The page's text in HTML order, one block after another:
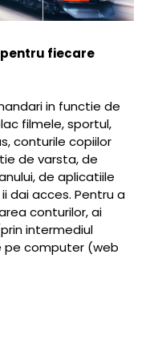
fiecare
in functie de
filmele, sportul,
conturile copiilor
de varsta, de
de aplicatiile
dai acces. Pentru a
conturilor, ai
intermediul
computer (web